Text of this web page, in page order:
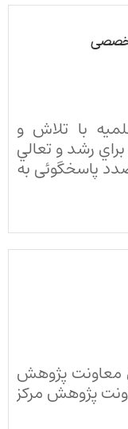
با تلاش و
رشد و تعالي
پاسخگوئي به
معاونت پژوهش
پژوهش مرکز